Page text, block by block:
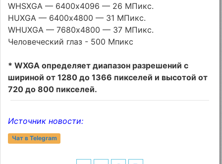
WHSXGA — 6400х4096 — 26 МПикс.
HUXGA — 6400х4800 — 31 МПикс.
WHUXGA — 7680х4800 — 37 МПикс.
Человеческий глаз - 500 Мпикс
* WXGA определяет диапазон разрешений с
шириной от 1280 до 1366 пикселей и высотой от
720 до 800 пикселей.
Источник новости:
Чат в Telegram